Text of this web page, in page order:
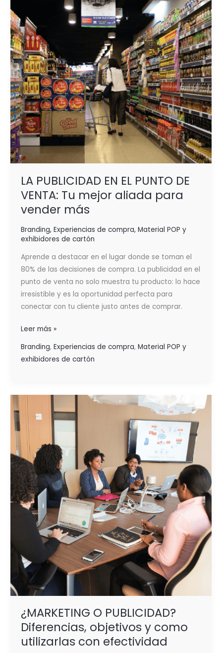
LA PUBLICIDAD EN EL PUNTO DE
VENTA: Tu mejor aliada para
vender más
Branding, Experiencias de compra, Material POP y
exhibidores de cartón
Aprende a destacar en el lugar donde se toman el
80% de las decisiones de compra. La publicidad en el
punto de venta no solo muestra tu producto: lo hace
irresistible y es la oportunidad perfecta para
conectar con tu cliente justo antes de comprar.
PUNTO
DE
VENTA:
Tu
mejor
aliada
para
vender
más
Leer más »
Branding, Experiencias de compra, Material POP y
exhibidores de cartón
¿MARKETING O PUBLICIDAD?
Diferencias, objetivos y como
utilizarlas con efectividad
¿MARKETING
PUBLICIDAD?
Diferencias,
objetivos
y
como
utilizarlas
con efectividad